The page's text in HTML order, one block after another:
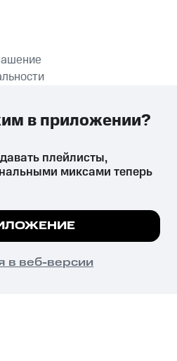
ПРИЛОЖЕНИЕ
причиняет вред здоровью,
и влечёт установленную
на сайте все
плейлисты,
миксами теперь
в веб-версии